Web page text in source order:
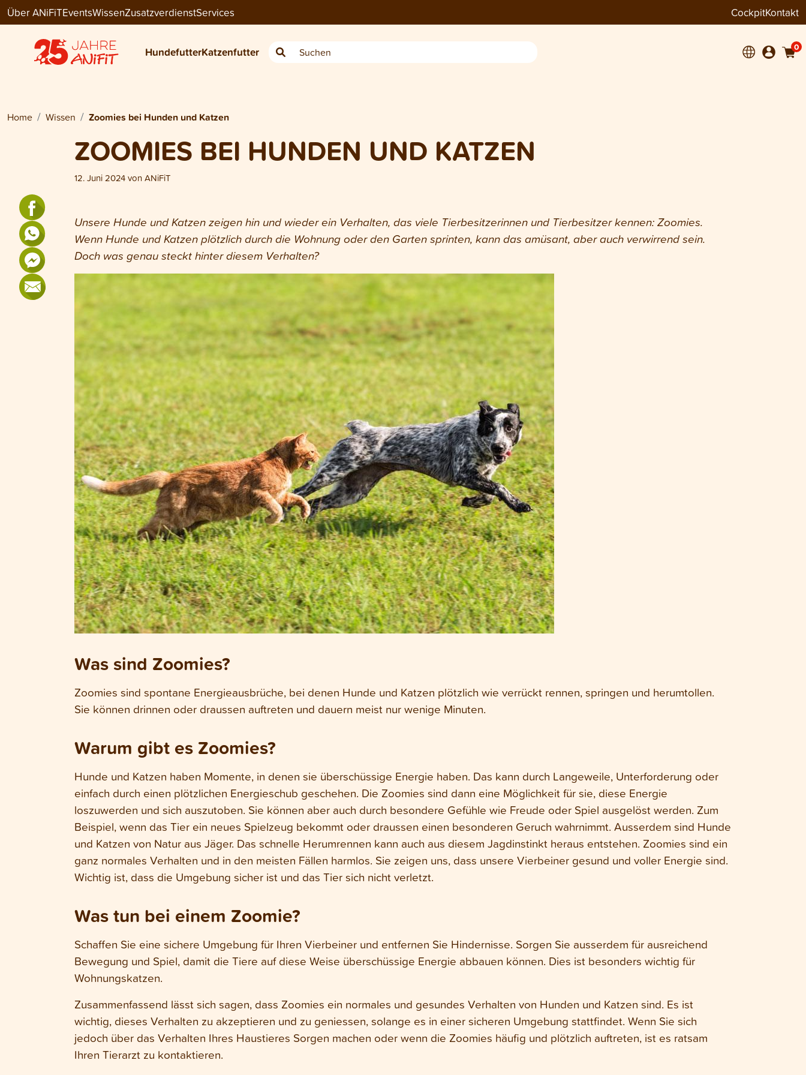
Über ANiFiTEventsWissenZusatzverdienstServices CockpitKontakt
HundefutterKatzenfutter 0
Home Wissen Zoomies bei Hunden und Katzen
ZOOMIES BEI HUNDEN UND KATZEN
12. Juni 2024vonANiFiT
Unsere Hunde und Katzen zeigen hin und wieder ein Verhalten, das viele Tierbesitzerinnen und Tierbesitzer kennen: Zoomies.
Wenn Hunde und Katzen plötzlich durch die Wohnung oder den Garten sprinten, kann das amüsant, aber auch verwirrend sein.
Doch was genau steckt hinter diesem Verhalten?
Was sind Zoomies?
Zoomies sind spontane Energieausbrüche, bei denen Hunde und Katzen plötzlich wie verrückt rennen, springen und herumtollen.
Sie können drinnen oder draussen auftreten und dauern meist nur wenige Minuten.
Warum gibt es Zoomies?
Hunde und Katzen haben Momente, in denen sie überschüssige Energie haben. Das kann durch Langeweile, Unterforderung oder
einfach durch einen plötzlichen Energieschub geschehen. Die Zoomies sind dann eine Möglichkeit für sie, diese Energie
loszuwerden und sich auszutoben. Sie können aber auch durch besondere Gefühle wie Freude oder Spiel ausgelöst werden. Zum
Beispiel, wenn das Tier ein neues Spielzeug bekommt oder draussen einen besonderen Geruch wahrnimmt. Ausserdem sind Hunde
und Katzen von Natur aus Jäger. Das schnelle Herumrennen kann auch aus diesem Jagdinstinkt heraus entstehen. Zoomies sind ein
ganz normales Verhalten und in den meisten Fällen harmlos. Sie zeigen uns, dass unsere Vierbeiner gesund und voller Energie sind.
Wichtig ist, dass die Umgebung sicher ist und das Tier sich nicht verletzt.
Was tun bei einem Zoomie?
Schaffen Sie eine sichere Umgebung für Ihren Vierbeiner und entfernen Sie Hindernisse. Sorgen Sie ausserdem für ausreichend
Bewegung und Spiel, damit die Tiere auf diese Weise überschüssige Energie abbauen können. Dies ist besonders wichtig für
Wohnungskatzen.
Zusammenfassend lässt sich sagen, dass Zoomies ein normales und gesundes Verhalten von Hunden und Katzen sind. Es ist
wichtig, dieses Verhalten zu akzeptieren und zu geniessen, solange es in einer sicheren Umgebung stattfindet. Wenn Sie sich
jedoch über das Verhalten Ihres Haustieres Sorgen machen oder wenn die Zoomies häufig und plötzlich auftreten, ist es ratsam
Ihren Tierarzt zu kontaktieren.